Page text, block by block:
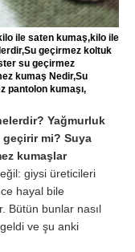
ile saten kumaş,kilo ile
geçirmez koltuk
su geçirmez
kumaş Nedir,Su
pantolon kumaşı,
Yağmurluk
mi? Suya
kumaşlar
giysi üreticileri
hayal bile
Bütün bunlar nasıl
ve şu anki